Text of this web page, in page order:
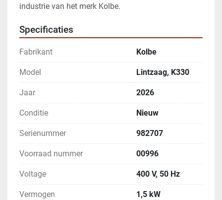
industrie van het merk Kolbe.
Specificaties
Fabrikant Kolbe
Model Lintzaag, K330
Jaar 2026
Conditie Nieuw
Serienummer 982707
Voorraad nummer 00996
Voltage 400 V, 50 Hz
Vermogen 1,5 kW